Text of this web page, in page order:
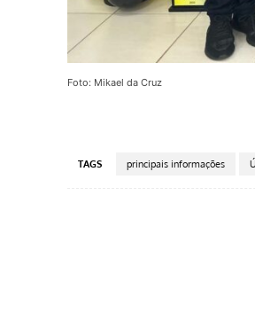
Foto: Mikael da Cruz
TAGS principais informações